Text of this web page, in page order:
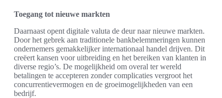
Toegang tot nieuwe markten
Daarnaast opent digitale valuta de deur naar nieuwe markten.
Door het gebrek aan traditionele bankbelemmeringen kunnen
ondernemers gemakkelijker internationaal handel drijven. Dit
creëert kansen voor uitbreiding en het bereiken van klanten in
diverse regio’s. De mogelijkheid om overal ter wereld
betalingen te accepteren zonder complicaties vergroot het
concurrentievermogen en de groeimogelijkheden van een
bedrijf.